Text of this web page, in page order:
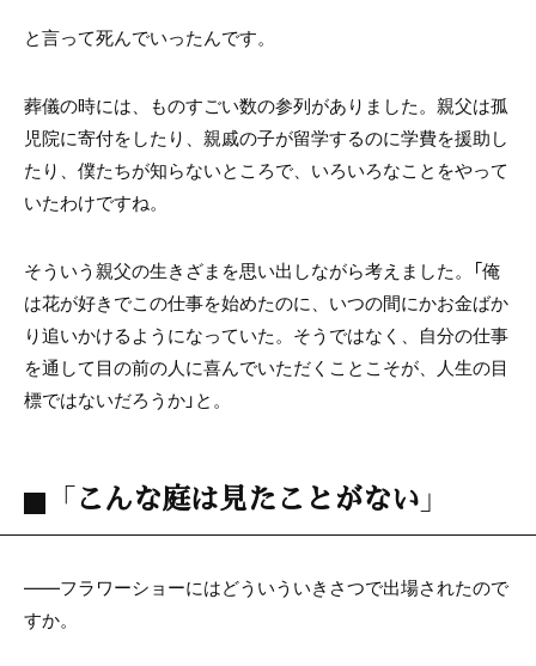
と言って死んでいったんです。
葬儀の時には、ものすごい数の参列がありました。親父は孤
児院に寄付をしたり、親戚の子が留学するのに学費を援助し
たり、僕たちが知らないところで、いろいろなことをやって
いたわけですね。
そういう親父の生きざまを思い出しながら考えました。「俺
は花が好きでこの仕事を始めたのに、いつの間にかお金ばか
り追いかけるようになっていた。そうではなく、自分の仕事
を通して目の前の人に喜んでいただくことこそが、人生の目
標ではないだろうか」と。
「こんな庭は見たことがない」
――フラワーショーにはどういういきさつで出場されたので
すか。